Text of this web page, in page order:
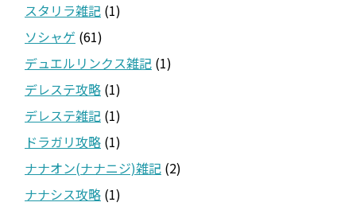
スタリラ雑記 (1)
ソシャゲ (61)
デュエルリンクス雑記 (1)
デレステ攻略 (1)
デレステ雑記 (1)
ドラガリ攻略 (1)
ナナオン(ナナニジ)雑記 (2)
ナナシス攻略 (1)